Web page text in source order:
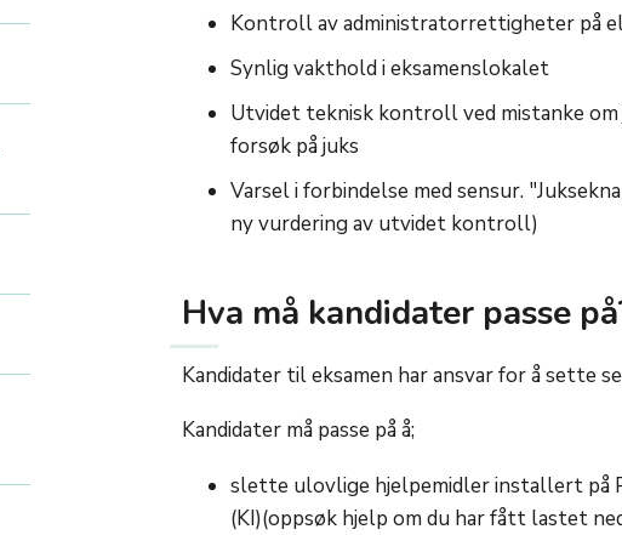
Kontroll av administratorrettigheter på
Synlig vakthold i eksamenslokalet
Utvidet teknisk kontroll ved mistanke
forsøk på juks
Varsel i forbindelse med sensur.
ny vurdering av utvidet kontroll)
Hva må kandidater passe
Kandidater til eksamen har ansvar for åsette
Kandidater må passe på å;
slette ulovlige hjelpemidler installert på
(KI)(oppsøk hjelp om du har fått lastet